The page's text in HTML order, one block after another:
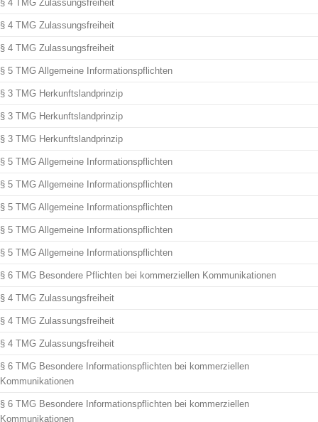
§ 4 TMG Zulassungsfreiheit
§ 4 TMG Zulassungsfreiheit
§ 4 TMG Zulassungsfreiheit
§ 5 TMG Allgemeine Informationspflichten
§ 3 TMG Herkunftslandprinzip
§ 3 TMG Herkunftslandprinzip
§ 3 TMG Herkunftslandprinzip
§ 5 TMG Allgemeine Informationspflichten
§ 5 TMG Allgemeine Informationspflichten
§ 5 TMG Allgemeine Informationspflichten
§ 5 TMG Allgemeine Informationspflichten
§ 5 TMG Allgemeine Informationspflichten
§ 6 TMG Besondere Pflichten bei kommerziellen Kommunikationen
§ 4 TMG Zulassungsfreiheit
§ 4 TMG Zulassungsfreiheit
§ 4 TMG Zulassungsfreiheit
§ 6 TMG Besondere Informationspflichten bei kommerziellen
Kommunikationen
§ 6 TMG Besondere Informationspflichten bei kommerziellen
Kommunikationen